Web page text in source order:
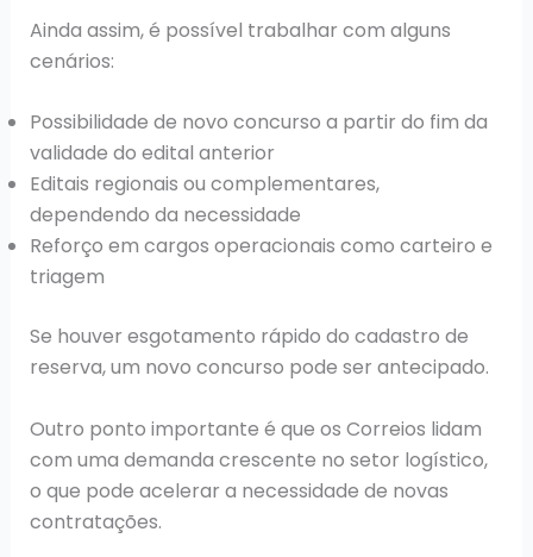
Ainda assim, é possível trabalhar com alguns
cenários:
Possibilidade de novo concurso a partir do fim da
validade do edital anterior
Editais regionais ou complementares,
dependendo da necessidade
Reforço em cargos operacionais como carteiro e
triagem
Se houver esgotamento rápido do cadastro de
reserva, um novo concurso pode ser antecipado.
Outro ponto importante é que os Correios lidam
com uma demanda crescente no setor logístico,
o que pode acelerar a necessidade de novas
contratações.